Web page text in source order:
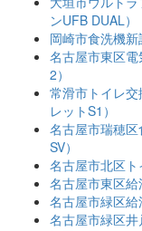
ンUFB DUAL）
岡崎市食洗機新
名古屋市東区
2）
常滑市トイレ
レットS1）
名古屋市瑞穂
SV）
名古屋市北区ト
名古屋市東区
名古屋市緑区給
名古屋市緑区井